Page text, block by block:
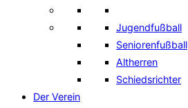
Jugendfußball
Seniorenfußball
Altherren
Schiedsrichter
Der Verein